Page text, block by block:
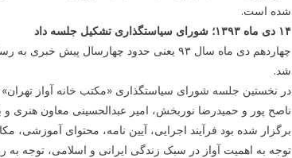
شده است.
۱۴ دی ماه ۱۳۹۳؛ شورای سیاستگذاری تشکیل جلسه داد
چهاردهم دی ماه سال ۹۳ یعنی حدود
شد.
در نخستین جلسه شورای سیاستگذاری «مکتب خانه آواز
ناصح پور و حمیدرضا نوربخش، امیر عبدالحسینی معاون
برگزار شده بود فرآیند اجرایی، آیین نامه، محتوای آموزشی،
توجه به اهمیت آواز در سبک زندگی ایرانی و اسلامی، توجه به